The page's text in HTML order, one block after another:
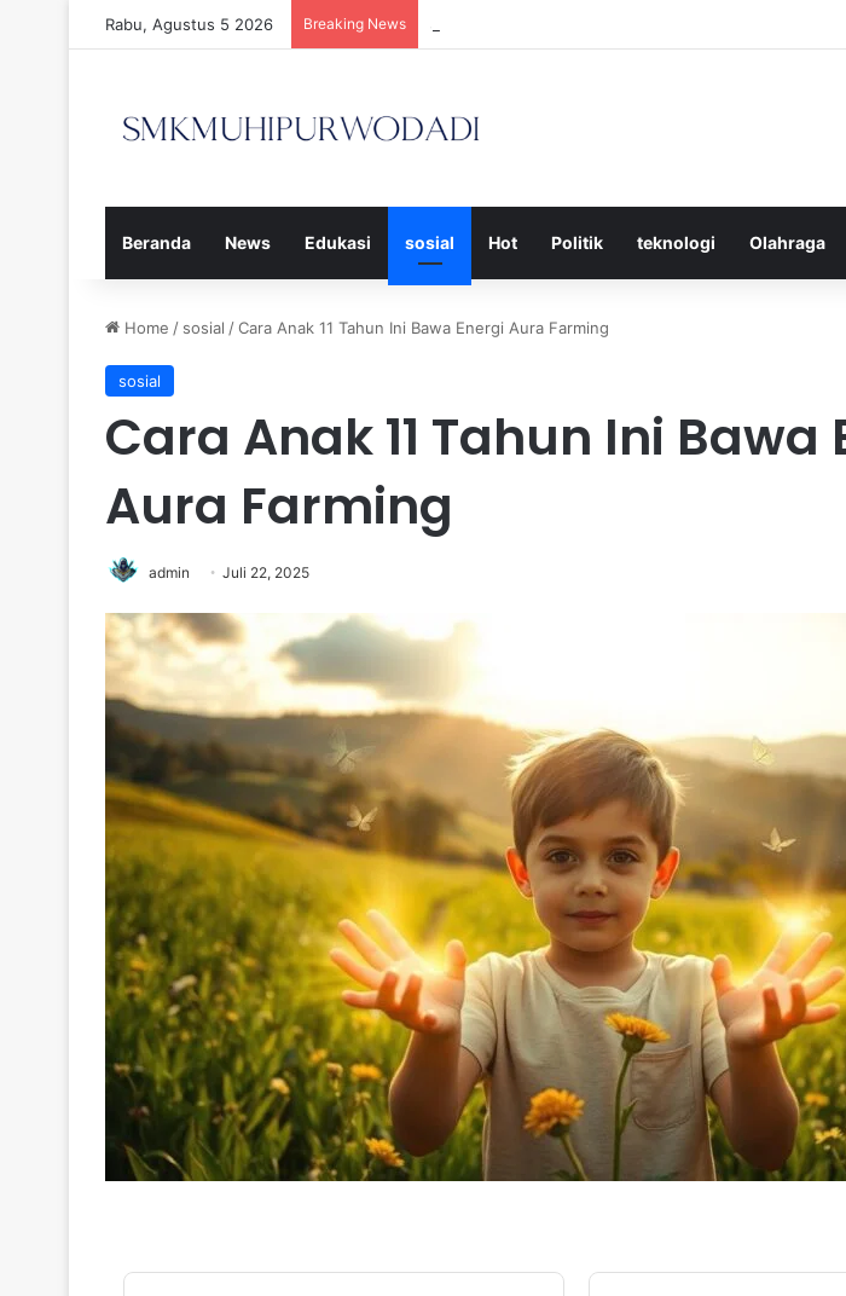
Rabu, Agustus 5 2026 Breaking News
Beranda News Edukasi sosial Hot Politik teknologi Olahraga
Home / sosial /Cara Anak 11 Tahun Ini Bawa Energi Aura Farming
sosial
Cara Anak 11 Tahun Ini Bawa
Aura Farming
admin Juli 22, 2025